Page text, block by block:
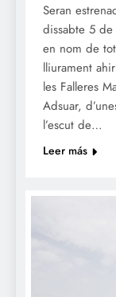
Seran
dissabte 5
en nom de
lliurament
les Falleres
Adsuar,
l’escut de…
Leer más